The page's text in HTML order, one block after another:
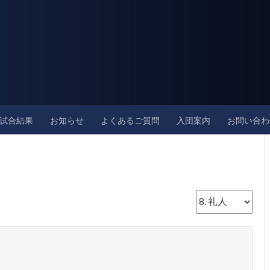
試合結果 お知らせ よくあるご質問 入団案内 お問い合